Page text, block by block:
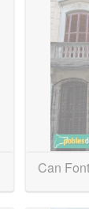
Can Font